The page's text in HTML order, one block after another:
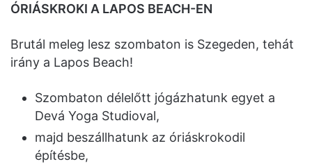
ÓRIÁSKROKI A LAPOS BEACH-EN
Brutál meleg lesz szombaton is Szegeden, tehát
irány a Lapos Beach!
Szombaton délelőtt jógázhatunk egyet a
Devá Yoga Studioval,
majd beszállhatunk az óriáskrokodil
építésbe,